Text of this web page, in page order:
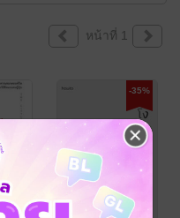
หน้าที่ 1
-35%